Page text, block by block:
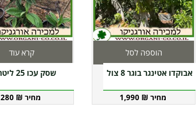
אבוקדו אטינגר בוגר 8 צול
1,990 ₪
הוספה לסל
שסק עכו 25 ליטר
280 ₪
קרא עוד